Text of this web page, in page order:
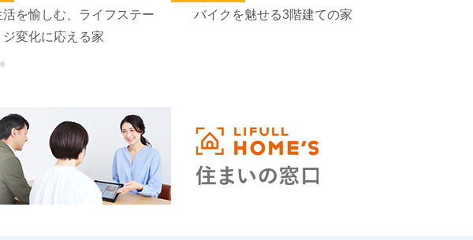
活を愉しむ、ライフステー
ジ変化に応える家
バイクを魅せる3階建ての家